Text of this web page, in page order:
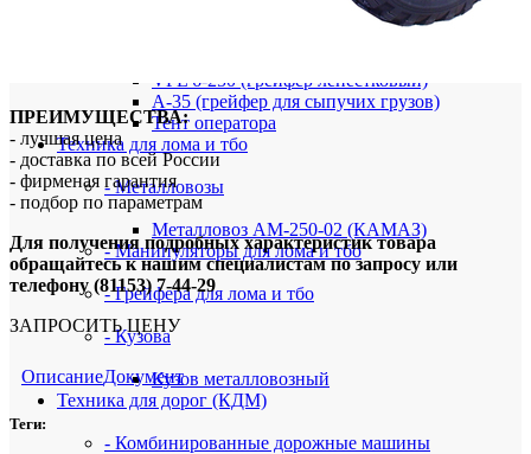
VPL 6-250 (грейфер лепестковый)
A-35 (грейфер для сыпучих грузов)
Тент оператора
Техника для лома и тбо
- Металловозы
Металловоз АМ-250-02 (КАМАЗ)
- Манипуляторы для лома и тбо
- Грейфера для лома и тбо
- Кузова
Кузов металловозный
Техника для дорог (КДМ)
- Комбинированные дорожные машины
ПРЕИМУЩЕСТВА:
- лучшая цена
- доставка по всей России
- фирменая гарантия
- подбор по параметрам
Для получения подробных характеристик товара
обращайтесь к нашим специалистам по запросу или
телефону (81153) 7-44-29
ЗАПРОСИТЬ ЦЕНУ
ОписаниеДокумент
Теги: